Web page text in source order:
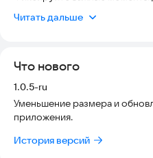
отслеживать, как вы
специалистом.
Читать дальше
Что нового
Версия:
1.0.5-ru
Уменьшение размера и
приложения.
История версий